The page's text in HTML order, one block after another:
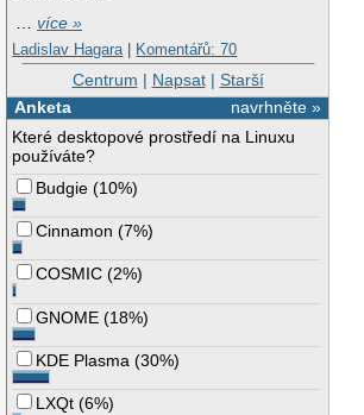
…více »
Ladislav Hagara | Komentářů: 70
Centrum | Napsat| Starší
navrhněte »
Anketa
Které desktopové prostředí na Linuxu
používáte?
Budgie (10%)
Cinnamon (7%)
COSMIC (2%)
GNOME (18%)
KDE Plasma (30%)
LXQt (6%)